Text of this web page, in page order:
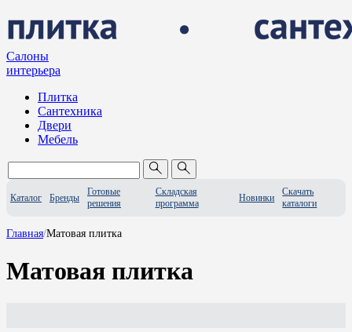
Салоны
интерьера
Плитка
Сантехника
Двери
Мебель
Каталог Бренды
Готовые
решения
Складская
программа
Новинки
Скачать
каталоги
Главная/Матовая плитка
Матовая плитка